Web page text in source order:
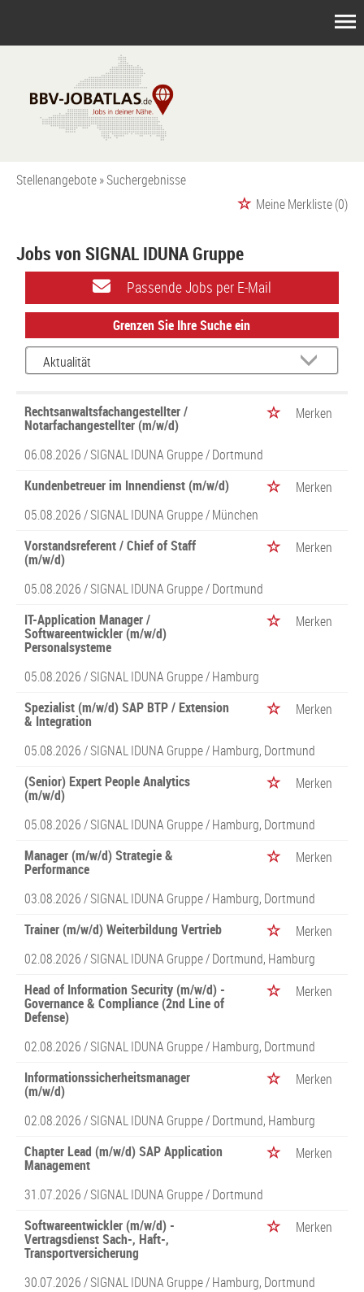
Stellenangebote Suchergebnisse
Meine Merkliste(0)
Jobs von SIGNAL IDUNA Gruppe
Passende Jobs per E-Mail
Grenzen Sie Ihre Suche ein
Rechtsanwaltsfachangestellter /
Notarfachangestellter (m/w/d)
Merken
06.08.2026 /SIGNAL IDUNA Gruppe/ Dortmund
Kundenbetreuer im Innendienst (m/w/d)
Merken
05.08.2026 /SIGNAL IDUNA Gruppe/ München
Vorstandsreferent / Chief of Staff
(m/w/d)
Merken
05.08.2026 /SIGNAL IDUNA Gruppe/ Dortmund
IT-Application Manager /
Softwareentwickler (m/w/d)
Personalsysteme
Merken
05.08.2026 /SIGNAL IDUNA Gruppe/ Hamburg
Spezialist (m/w/d) SAP BTP / Extension
& Integration
Merken
05.08.2026 /SIGNAL IDUNA Gruppe/ Hamburg, Dortmund
(Senior) Expert People Analytics
(m/w/d)
Merken
05.08.2026 /SIGNAL IDUNA Gruppe/ Hamburg, Dortmund
Manager (m/w/d) Strategie &
Performance
Merken
03.08.2026 /SIGNAL IDUNA Gruppe/ Hamburg, Dortmund
Trainer (m/w/d) Weiterbildung Vertrieb
Merken
02.08.2026 /SIGNAL IDUNA Gruppe/ Dortmund, Hamburg
Head of Information Security (m/w/d) -
Governance & Compliance (2nd Line of
Defense)
Merken
02.08.2026 /SIGNAL IDUNA Gruppe/ Hamburg, Dortmund
Informationssicherheitsmanager
(m/w/d)
Merken
02.08.2026 /SIGNAL IDUNA Gruppe/ Dortmund, Hamburg
Chapter Lead (m/w/d) SAP Application
Management
Merken
31.07.2026 /SIGNAL IDUNA Gruppe/ Dortmund
Softwareentwickler (m/w/d) -
Vertragsdienst Sach-, Haft-,
Transportversicherung
Merken
30.07.2026 /SIGNAL IDUNA Gruppe/ Hamburg, Dortmund